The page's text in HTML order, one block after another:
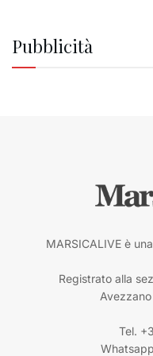
Pubblicità
MARSICALIVE è
Registrato alla
Tel.